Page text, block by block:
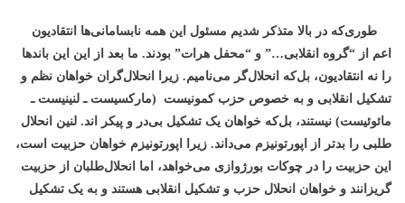
طوری‌که در بالا متذکر شدیم مسئول این همه نابسامانی‌ها انتقادیون
اعم از “گروه انقلابی…” و “محفل هرات” بودند. ما بعد از این این باندها
را نه انتقادیون، بل‌که انحلال‌گر می‌نامیم. زیرا انحلال‌گران خواهان نظم و
تشکیل انقلابی و به خصوص حزب کمونیست (مارکسیست ـ لنینیست ـ
مائوئیست) نیستند، بل‌که خواهان یک تشکیل بی‌در و پیکر اند. لنین انحلال
طلبی را بدتر از اپورتونیزم می‌داند. زیرا اپورتونیزم خواهان حزبیت است،
این حزبیت را در چوکات بورژوازی می‌خواهد، اما انحلال‌طلبان از حزبیت
گریزانند و خواهان انحلال حزب و تشکیل انقلابی هستند و به یک تشکیل